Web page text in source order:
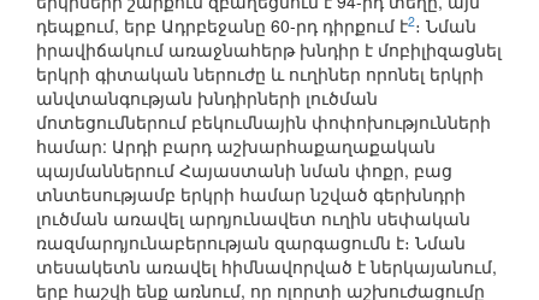
դեպքում, երբ Ադրբեջանը 60-րդ դիրքում է2։ Նման
իրավիճակում առաջնահերթ խնդիր է մոբիլիզացնել
երկրի գիտական ներուժը և ուղիներ որոնել երկրի
անվտանգության խնդիրների լուծման
մոտեցումներում բեկումնային փոփոխությունների
համար: Արդի բարդ աշխարհաքաղաքական
պայմաններում Հայաստանի նման փոքր, բաց
տնտեսությամբ երկրի համար նշված գերխնդրի
լուծման առավել արդյունավետ ուղին սեփական
ռազմարդյունաբերության զարգացումն է։ Նման
տեսակետն առավել հիմնավորված է ներկայանում,
երբ հաշվի ենք առնում, որ ոլորտի աշխուժացումը